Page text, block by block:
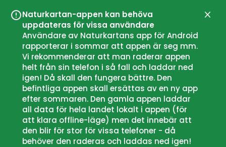
Naturkartan-appen kan behöva
uppdateras för vissa användare
Användare av Naturkartans app för Android
rapporterar i sommar att appen är seg mm.
Vi rekommenderar att man raderar appen
helt från sin telefon i så fall och laddar ned
igen! Då skall den fungera bättre. Den
befintliga appen skall ersättas av en ny app
efter sommaren. Den gamla appen laddar
all data för hela landet lokalt i appen (för
att klara offline-läge) men det innebär att
den blir för stor för vissa telefoner - då
behöver den raderas och laddas ned igen!